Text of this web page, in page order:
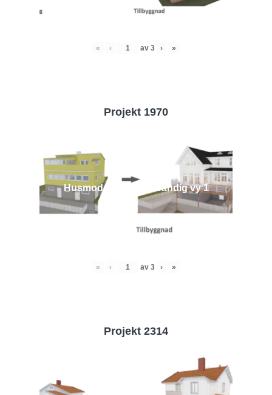
« ‹ av 3 › »
Projekt 1970
Husmodell 1970 - Utvändig vy 1
« ‹ av 3 › »
Projekt 2314